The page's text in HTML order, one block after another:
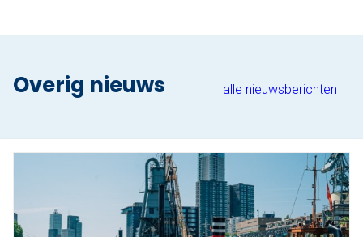
Klassieke sloep
Over Sloepdelen
Overig nieuws alle nieuwsberichten